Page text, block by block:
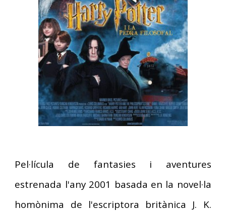
Pel·lícula de fantasies i aventures
estrenada l'any 2001 basada en la novel·la
homònima de l'escriptora britànica J. K.